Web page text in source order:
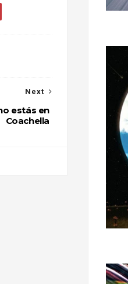
Next
estás en
Coachella